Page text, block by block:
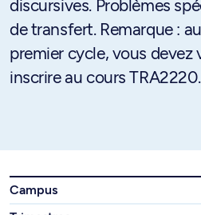
discursives. Problèmes
de transfert. Remarque : au
premier cycle, vous devez
inscrire au cours TRA2220.
Campus